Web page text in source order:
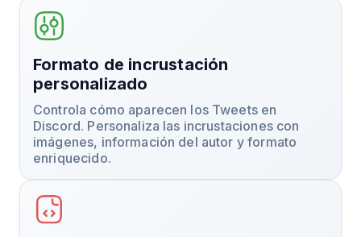
Formato de incrustación
personalizado
Controla cómo aparecen los Tweets en
Discord. Personaliza las incrustaciones con
imágenes, información del autor y formato
enriquecido.